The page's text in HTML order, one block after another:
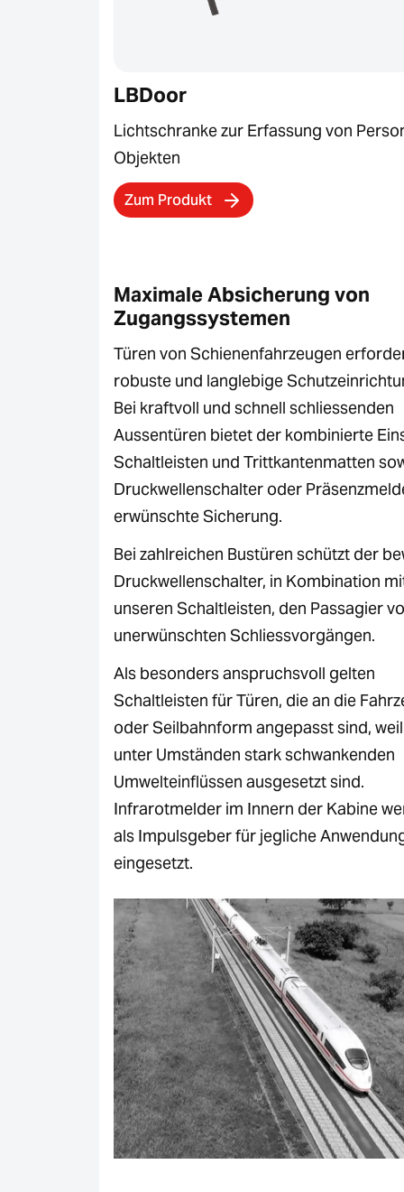
LBDoor
Lichtschranke zur Erfassung von
Objekten
Zum Produkt
Maximale Absicherung von
Zugangssystemen
Türen von Schienenfahrzeugen
robuste und langlebige
Bei kraftvoll und schnell schliessenden
Aussentüren bietet der kombinierte
Schaltleisten und Trittkantenmatten
Druckwellenschalter oder
erwünschte Sicherung.
Bei zahlreichen Bustüren schützt der
Druckwellenschalter, in Kombination
unseren Schaltleisten, den Passagier
unerwünschten Schliessvorgängen.
Als besonders anspruchsvoll gelten
Schaltleisten für Türen, die an die
oder Seilbahnform angepasst sind,
unter Umständen stark schwankenden
Umwelteinflüssen ausgesetzt sind.
Infrarotmelder im Innern der Kabine
als Impulsgeber für jegliche
eingesetzt.